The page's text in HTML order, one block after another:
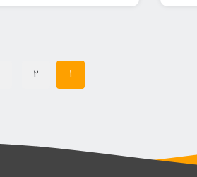
۶۹,۰۰۰ تومان
1
2